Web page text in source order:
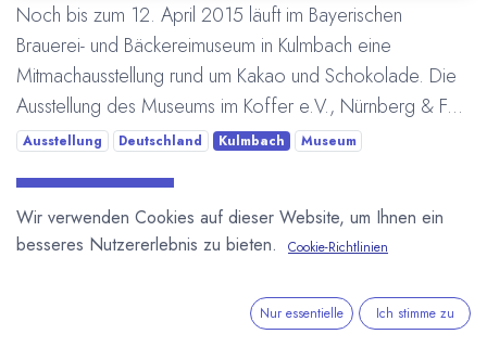
Noch bis zum 12. April 2015 läuft im Bayerischen
Brauerei- und Bäckereimuseum in Kulmbach eine
Mitmachausstellung rund um Kakao und Schokolade. Die
Ausstellung des Museums im Koffer e.V., Nürnberg & F...
Ausstellung Deutschland Kulmbach Museum
ÜBER UNS
In unserem Blog berichten wir über die große weite Welt von
Wir verwenden Cookies auf dieser Website, um Ihnen ein
besseres Nutzererlebnis zu bieten.
Cookie-Richtlinien
Nur essentielle Ich stimme zu